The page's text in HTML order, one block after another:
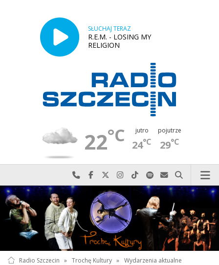
SŁUCHAJ TERAZ
R.E.M. - LOSING MY
RELIGION
22°C jutro
24°C
pojutrze
29°C
Najlepiej po prostu do nas zadzwoń
Odwiedź nas na Facebook-u
Odwiedź nas na X
Odwiedź nas na Instagram-ie
Odwiedź nas na TikTok-u
Szukaj nas na Spotify
Wyślij do nas
Szukaj
Radio Szczecin » Trochę Kultury » Wydarzenia aktualne